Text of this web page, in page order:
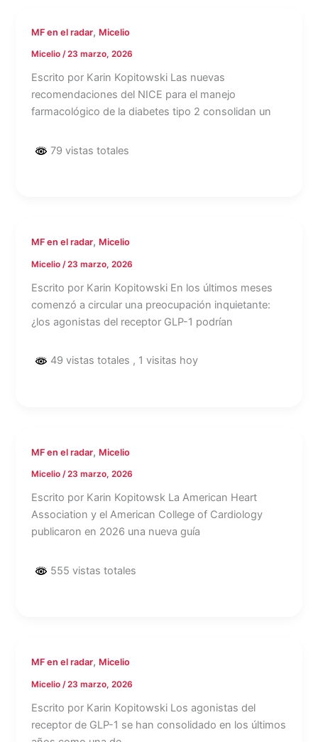
MF en el radar, Micelio
Micelio/23 marzo, 2026
Escrito por Karin Kopitowski Las nuevas
recomendaciones del NICE para el manejo
farmacológico de la diabetes tipo 2 consolidan un
79 vistas totales
MF en el radar, Micelio
Micelio/23 marzo, 2026
Escrito por Karin Kopitowski En los últimos meses
comenzó a circular una preocupación inquietante:
¿los agonistas del receptor GLP-1 podrían
49 vistas totales , 1 visitas hoy
MF en el radar, Micelio
Micelio/23 marzo, 2026
Escrito por Karin Kopitowsk La American Heart
Association y el American College of Cardiology
publicaron en 2026 una nueva guía
555 vistas totales
MF en el radar, Micelio
Micelio/23 marzo, 2026
Escrito por Karin Kopitowski Los agonistas del
receptor de GLP-1 se han consolidado en los últimos